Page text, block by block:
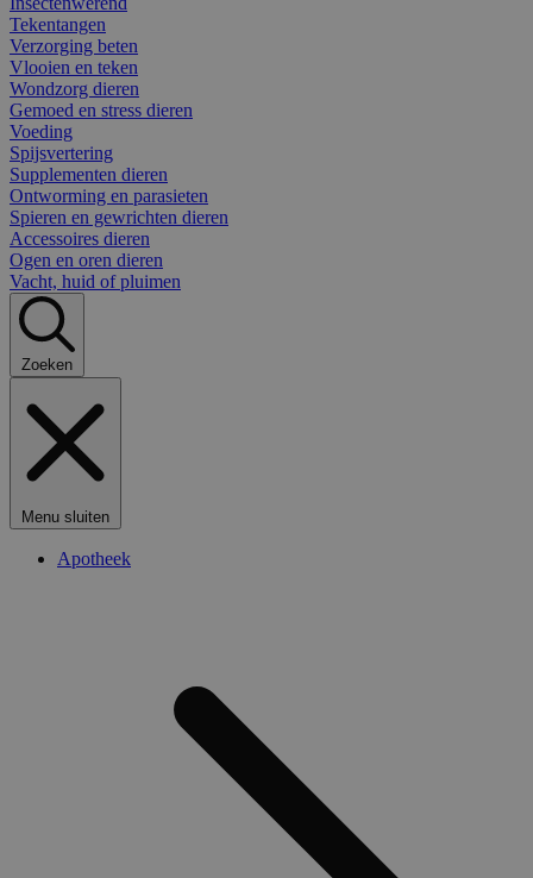
Tekentangen
Verzorging beten
Vlooien en teken
Wondzorg dieren
Gemoed en stress dieren
Voeding
Spijsvertering
Supplementen dieren
Ontworming en parasieten
Spieren en gewrichten dieren
Accessoires dieren
Ogen en oren dieren
Vacht, huid of pluimen
Zoeken
Menu sluiten
Apotheek